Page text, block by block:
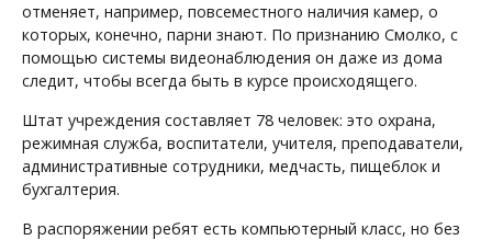
отменяет, например, повсеместного наличия камер, о
которых, конечно, парни знают. По признанию Смолко, с
помощью системы видеонаблюдения он даже из дома
следит, чтобы всегда быть в курсе происходящего.
Штат учреждения составляет 78 человек: это охрана,
режимная служба, воспитатели, учителя, преподаватели,
административные сотрудники, медчасть, пищеблок и
бухгалтерия.
В распоряжении ребят есть компьютерный класс, но без